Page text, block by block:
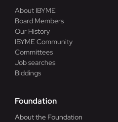
About IBYME
Board Members
Our History
IBYME Community
Committees
Job searches
Biddings
Foundation
About the Foundation